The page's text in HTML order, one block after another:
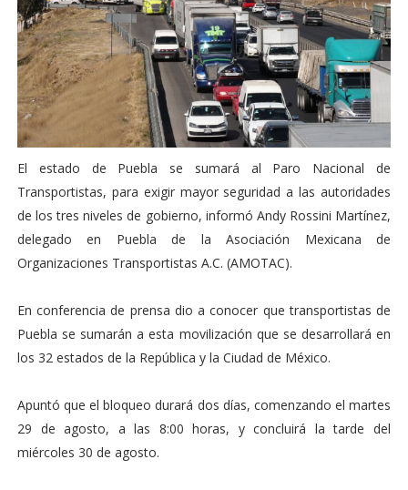
El estado de Puebla se sumará al Paro Nacional de
Transportistas, para exigir mayor seguridad a las autoridades
de los tres niveles de gobierno, informó Andy Rossini Martínez,
delegado en Puebla de la Asociación Mexicana de
Organizaciones Transportistas A.C. (AMOTAC).
En conferencia de prensa dio a conocer que transportistas de
Puebla se sumarán a esta movilización que se desarrollará en
los 32 estados de la República y la Ciudad de México.
Apuntó que el bloqueo durará dos días, comenzando el martes
29 de agosto, a las 8:00 horas, y concluirá la tarde del
miércoles 30 de agosto.